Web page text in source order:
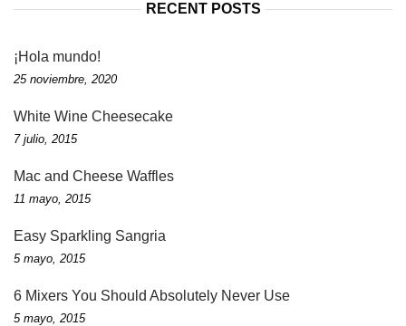
RECENT POSTS
¡Hola mundo!
25 noviembre, 2020
White Wine Cheesecake
7 julio, 2015
Mac and Cheese Waffles
11 mayo, 2015
Easy Sparkling Sangria
5 mayo, 2015
6 Mixers You Should Absolutely Never Use
5 mayo, 2015